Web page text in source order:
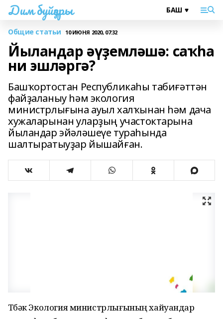
Дим буйҙары
Общие статьи 10 ИЮНЯ 2020, 07:32
Йыландар әүҙемләшә: саҡһа
ни эшләргә?
Башҡортостан Республикаһы табиғәттән
файҙаланыу һәм экология
министрлығына ауыл халҡынан һәм дача
хужаларынан уларҙың участоктарына
йыландар эйәләшеүе тураһында
шалтыратыуҙар йышайған.
Төбәк Экология министрлығының хайуандар